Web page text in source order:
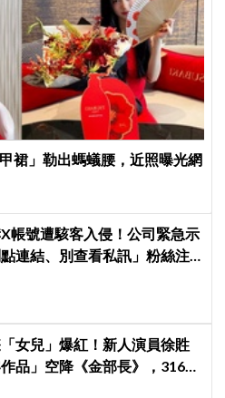
裙」勒出螞蟻腰，近照曝光網
帳號遭駭客入侵！公司緊急示
連結、別查看私訊」粉絲注
女兒」爆紅！新人演員徐貹
品」空降《金部長》，316萬